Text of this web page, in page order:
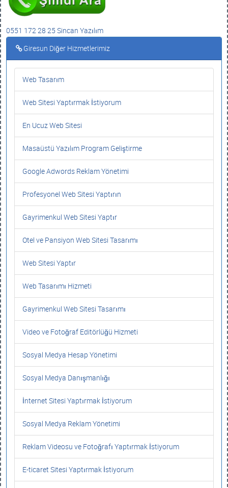
0551 172 28 25 Sincan Yazılım
Giresun Diğer Hizmetlerimiz
Web Tasarım
Web Sitesi Yaptırmak İstiyorum
En Ucuz Web Sitesi
Masaüstü Yazılım Program Geliştirme
Google Adwords Reklam Yönetimi
Profesyonel Web Sitesi Yaptırın
Gayrimenkul Web Sitesi Yaptır
Otel ve Pansiyon Web Sitesi Tasarımı
Web Sitesi Yaptır
Web Tasarımı Hizmeti
Gayrimenkul Web Sitesi Tasarımı
Video ve Fotoğraf Editörlüğü Hizmeti
Sosyal Medya Hesap Yönetimi
Sosyal Medya Danışmanlığı
İnternet Sitesi Yaptırmak İstiyorum
Sosyal Medya Reklam Yönetimi
Reklam Videosu ve Fotoğrafı Yaptırmak İstiyorum
E-ticaret Sitesi Yaptırmak İstiyorum